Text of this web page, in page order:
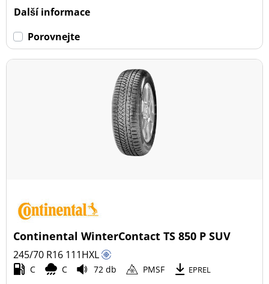
Další informace
Porovnejte
Continental WinterContact TS 850 P SUV
245/70 R16 111HXL
C C 72 db PMSF EPREL